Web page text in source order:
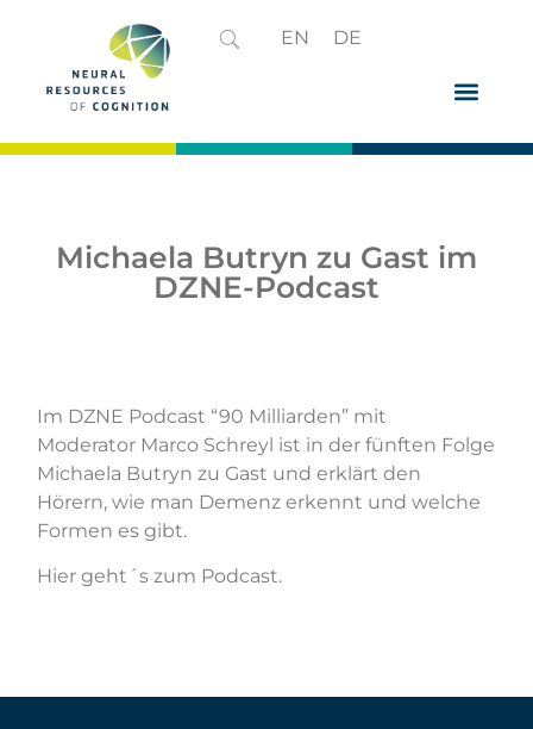
EN DE
Michaela Butryn zu Gast im
DZNE-Podcast
Im DZNE Podcast “90 Milliarden” mit
Moderator Marco Schreyl ist in der fünften Folge
Michaela Butryn zu Gast und erklärt den
Hörern, wie man Demenz erkennt und welche
Formen es gibt.
Hier geht´s zum Podcast.